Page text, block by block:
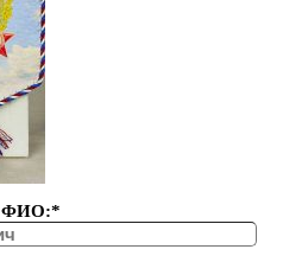
ФИО:*